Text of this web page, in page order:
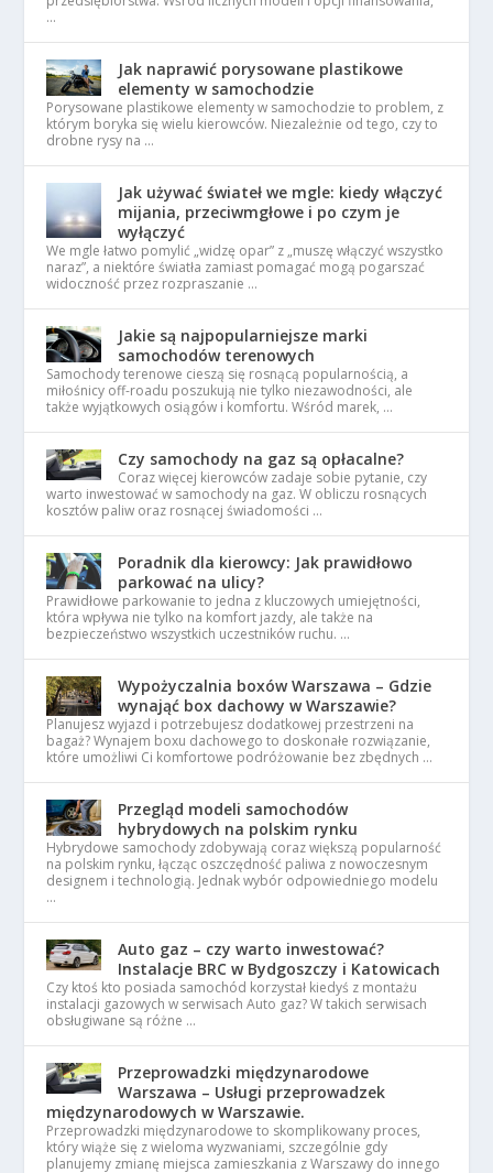
…
Jak naprawić porysowane plastikowe
elementy w samochodzie
Porysowane plastikowe elementy w samochodzie to problem, z
którym boryka się wielu kierowców. Niezależnie od tego, czy to
drobne rysy na …
Jak używać świateł we mgle: kiedy włączyć
mijania, przeciwmgłowe i po czym je
wyłączyć
We mgle łatwo pomylić „widzę opar” z „muszę włączyć wszystko
naraz”, a niektóre światła zamiast pomagać mogą pogarszać
widoczność przez rozpraszanie …
Jakie są najpopularniejsze marki
samochodów terenowych
Samochody terenowe cieszą się rosnącą popularnością, a
miłośnicy off-roadu poszukują nie tylko niezawodności, ale
także wyjątkowych osiągów i komfortu. Wśród marek, …
Czy samochody na gaz są opłacalne?
Coraz więcej kierowców zadaje sobie pytanie, czy
warto inwestować w samochody na gaz. W obliczu rosnących
kosztów paliw oraz rosnącej świadomości …
Poradnik dla kierowcy: Jak prawidłowo
parkować na ulicy?
Prawidłowe parkowanie to jedna z kluczowych umiejętności,
która wpływa nie tylko na komfort jazdy, ale także na
bezpieczeństwo wszystkich uczestników ruchu. …
Wypożyczalnia boxów Warszawa – Gdzie
wynająć box dachowy w Warszawie?
Planujesz wyjazd i potrzebujesz dodatkowej przestrzeni na
bagaż? Wynajem boxu dachowego to doskonałe rozwiązanie,
które umożliwi Ci komfortowe podróżowanie bez zbędnych …
Przegląd modeli samochodów
hybrydowych na polskim rynku
Hybrydowe samochody zdobywają coraz większą popularność
na polskim rynku, łącząc oszczędność paliwa z nowoczesnym
designem i technologią. Jednak wybór odpowiedniego modelu
…
Auto gaz – czy warto inwestować?
Instalacje BRC w Bydgoszczy i Katowicach
Czy ktoś kto posiada samochód korzystał kiedyś z montażu
instalacji gazowych w serwisach Auto gaz? W takich serwisach
obsługiwane są różne …
Przeprowadzki międzynarodowe
Warszawa – Usługi przeprowadzek
międzynarodowych w Warszawie.
Przeprowadzki międzynarodowe to skomplikowany proces,
który wiąże się z wieloma wyzwaniami, szczególnie gdy
planujemy zmianę miejsca zamieszkania z Warszawy do innego